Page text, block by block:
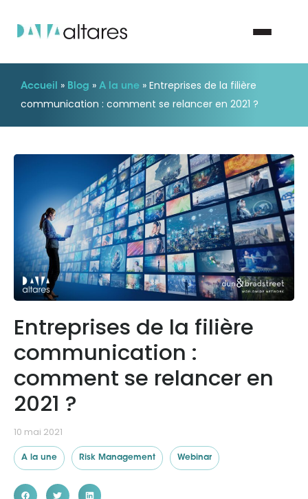
Nous contacter
Vos enjeux
Nos solutions
Nos data
Notre groupe
Ressources
Accueil » Blog » A la une » Entreprises de la filière
communication : comment se relancer en 2021 ?
Entreprises de la filière
communication :
comment se relancer en
2021 ?
10 mai 2021
A la une Risk Management Webinar